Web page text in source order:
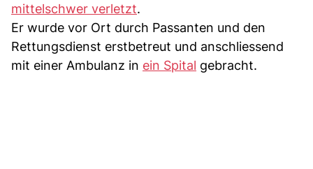
mittelschwer verletzt.
Er wurde vor Ort durch Passanten und den
Rettungsdienst erstbetreut und anschliessend
mit einer Ambulanz in ein Spital gebracht.